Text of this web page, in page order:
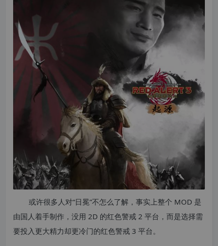
或许很多人对“日冕”不怎么了解，事实上整个 MOD 是
由国人着手制作，没用 2D 的红色警戒 2 平台，而是选择需
要投入更大精力却更冷门的红色警戒 3 平台。